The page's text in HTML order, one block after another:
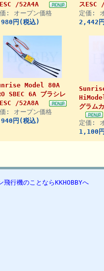
/52A4A
: オープン価格
円(税込)
スESC
定価:
2,442
Model 80A
SBEC 6A ブラシレ
/52A8A
: オープン価格
円(税込)
グラム
定価:
1,100
飛行機のことならKKHOBBYへ